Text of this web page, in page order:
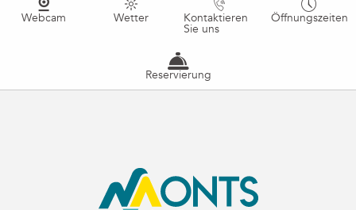
Webcam Wetter Kontaktieren
Sie uns
Öffnungszeiten
Reservierung